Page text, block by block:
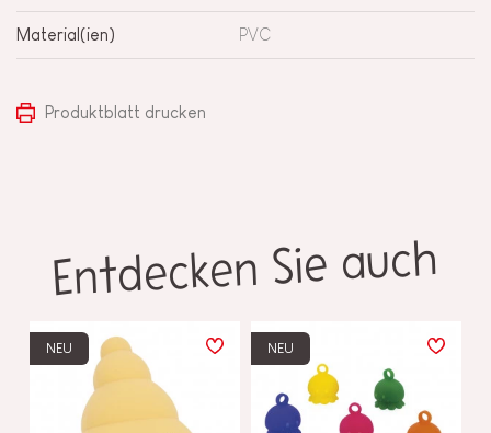
Material(ien) PVC
Produktblatt drucken
Entdecken Sie auch
NEU NEU